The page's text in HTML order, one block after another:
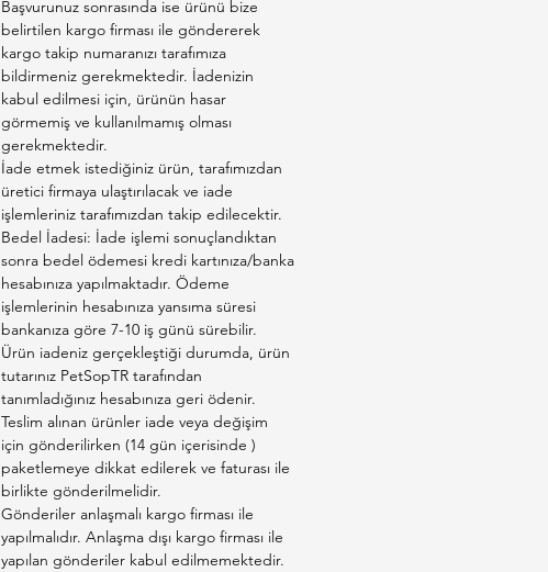
2. Kilo Kontrolü ve L-Karnitin
Düşük yağ oranı ve yüksek lif içeriği
sayesinde kedinizin tokluk hissini
artırır. İçeriğindeki L-Karnitin, yağ
yakımını hızlandırarak kısırlaştırma
sonrası kilo alımının önüne geçer.
3. Deri ve Tüy Sağlığı (Omega 3 & 6)
Somon balığından gelen doğal
Omega-3 ve Omega-6 yağ asitleri,
biyotin ve çinko ile birleşerek deri
bariyerini güçlendirir. Kaşıntıları azaltır
ve tüylere göz alıcı bir parlaklık
kazandırır.
4. Üriner Sistem Koruması
Kısırlaştırılmış kedilerin en büyük riski
olan idrar yolu taşlarına karşı mineral
dengesi optimize edilmiştir. İdrar
pH'ını dengeleyerek böbrek sağlığını
uzun vadede korur.
5. Hassas Sindirim İçin Arpa ve Pirinç
Başvurunuz sonrasında ise ürünü bize
belirtilen kargo firması ile göndererek
kargo takip numaranızı tarafımıza
bildirmeniz gerekmektedir. İadenizin
kabul edilmesi için, ürünün hasar
görmemiş ve kullanılmamış olması
gerekmektedir.
İade etmek istediğiniz ürün, tarafımızdan
üretici firmaya ulaştırılacak ve iade
işlemleriniz tarafımızdan takip edilecektir.
Bedel İadesi: İade işlemi sonuçlandıktan
sonra bedel ödemesi kredi kartınıza/banka
hesabınıza yapılmaktadır. Ödeme
işlemlerinin hesabınıza yansıma süresi
bankanıza göre 7-10 iş günü sürebilir.
Ürün iadeniz gerçekleştiği durumda, ürün
tutarınız PetSopTR tarafından
tanımladığınız hesabınıza geri ödenir.
Teslim alınan ürünler iade veya değişim
için gönderilirken (14 gün içerisinde )
paketlemeye dikkat edilerek ve faturası ile
birlikte gönderilmelidir.
Gönderiler anlaşmalı kargo firması ile
yapılmalıdır. Anlaşma dışı kargo firması ile
yapılan gönderiler kabul edilmemektedir.